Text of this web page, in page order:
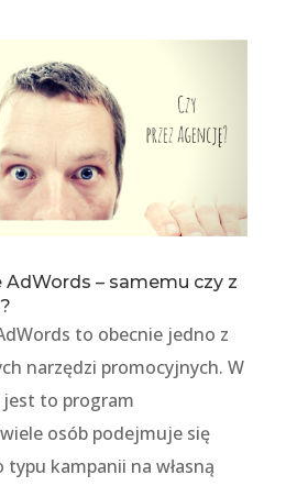
AdWords – samemu czy z
to obecnie jedno z
narzędzi promocyjnych. W
jest to program
osób podejmuje się
kampanii na własną